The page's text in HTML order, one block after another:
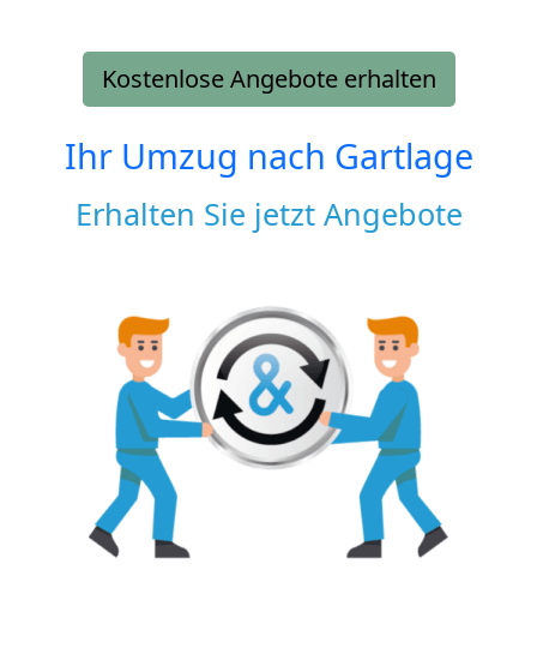
Kostenlose Angebote erhalten
Ihr Umzug nach Gartlage
Erhalten Sie jetzt Angebote